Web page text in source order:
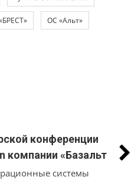
ОС «Альт»
конференции
компании «Базальт
объявили
системы